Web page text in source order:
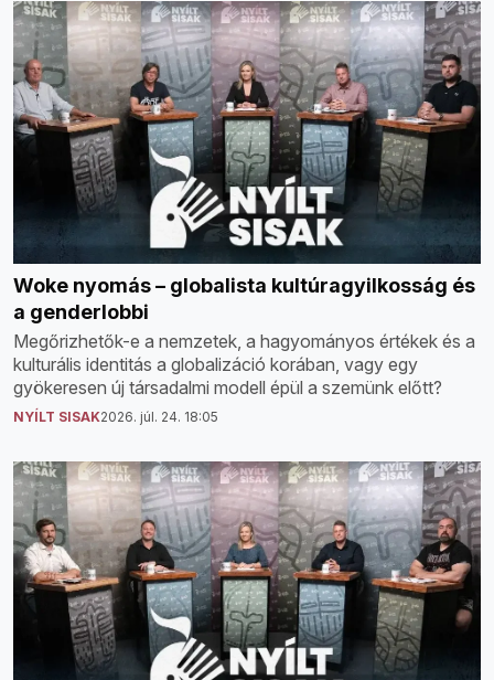
Woke nyomás – globalista kultúragyilkosság és
a genderlobbi
Megőrizhetők-e a nemzetek, a hagyományos értékek és a
kulturális identitás a globalizáció korában, vagy egy
gyökeresen új társadalmi modell épül a szemünk előtt?
NYÍLT SISAK2026. júl. 24. 18:05